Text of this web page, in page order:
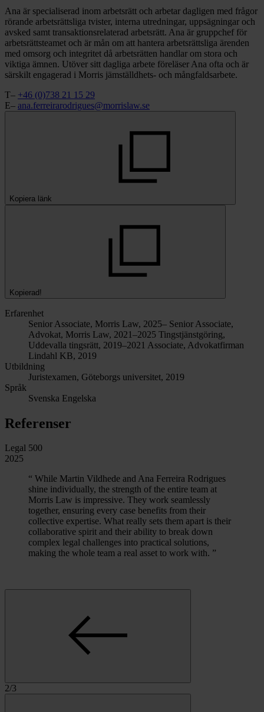
Ana är specialiserad inom arbetsrätt och arbetar dagligen med frågor
rörande arbetsrättsliga tvister, interna utredningar, uppsägningar och
avsked samt transaktionsrelaterad arbetsrätt. Ana är gruppchef för
arbetsrättsteamet och är mån om att hantera arbetsrättsliga ärenden
med omsorg och integritet då arbetsrätten handlar om stora och
viktiga ämnen. Utöver sitt dagliga arbete föreläser Ana ofta och är
särskilt engagerad i Morris jämställdhets- och mångfaldsarbete.
T– +46 (0)738 21 15 29
E– ana.ferreirarodrigues@morrislaw.se
Kopiera länk
Kopierad!
Erfarenhet
Senior Associate, Morris Law, 2025– Senior Associate,
Advokat, Morris Law, 2021–2025 Tingstjänstgöring,
Uddevalla tingsrätt, 2019–2021 Associate, Advokatfirman
Lindahl KB, 2019
Utbildning
Juristexamen, Göteborgs universitet, 2019
Språk
Svenska Engelska
Referenser
Legal 500
2025
“ While Martin Vildhede and Ana Ferreira Rodrigues
shine individually, the strength of the entire team at
Morris Law is impressive. They work seamlessly
together, ensuring every case benefits from their
collective expertise. What really sets them apart is their
collaborative spirit and their ability to break down
complex legal challenges into practical solutions,
making the whole team a real asset to work with. ”
2/3